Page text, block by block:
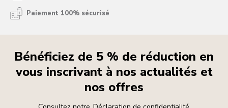
Paiement 100% sécurisé
Bénéficiez de 5 % de réduction en
vous inscrivant à nos actualités et
nos offres